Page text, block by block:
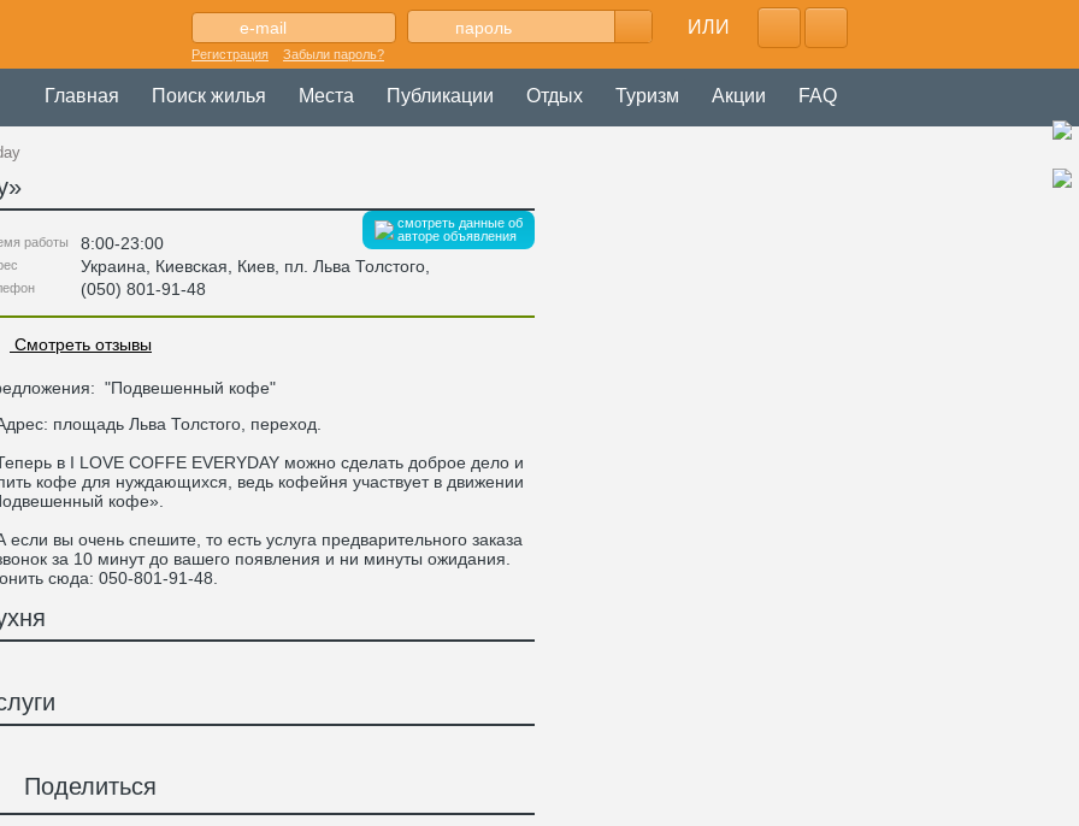
ИЛИ
Регистрация Забыли пароль?
Главная Поиск жилья Места Публикации Отдых Туризм Акции FAQ
»
смотреть данные об
авторе объявления
работы 8:00-23:00
Украина Киевская , Киев, пл. Льва Толстого
(050) 801-91-48
Смотреть отзывы
"Подвешенный кофе"
площадь Льва Толстого, переход.
в I LOVE COFFE EVERYDAY можно сделать доброе дело и
кофе для нуждающихся, ведь кофейня участвует в движении
кофе».
если вы очень спешите, то есть услуга предварительного заказа
за 10 минут до вашего появления и ни минуты ожидания.
сюда: 050-801-91-48.
Поделиться